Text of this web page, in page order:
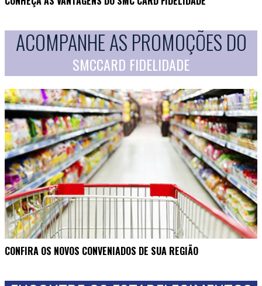
ACOMPANHE AS PROMOÇÕES DO
SMCCARD FIDELIDADE
CONFIRA OS NOVOS CONVENIADOS DE SUA REGIÃO